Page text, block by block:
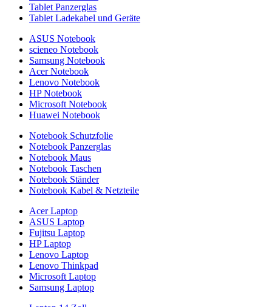
Tablet Panzerglas
Tablet Ladekabel und Geräte
ASUS Notebook
scieneo Notebook
Samsung Notebook
Acer Notebook
Lenovo Notebook
HP Notebook
Microsoft Notebook
Huawei Notebook
Notebook Schutzfolie
Notebook Panzerglas
Notebook Maus
Notebook Taschen
Notebook Ständer
Notebook Kabel & Netzteile
Acer Laptop
ASUS Laptop
Fujitsu Laptop
HP Laptop
Lenovo Laptop
Lenovo Thinkpad
Microsoft Laptop
Samsung Laptop